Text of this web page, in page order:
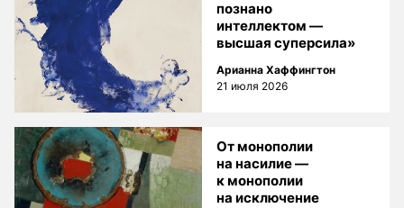
познано
интеллектом —
высшая суперсила»
Арианна Хаффингтон
21 июля 2026
От монополии
на насилие —
к монополии
на исключение